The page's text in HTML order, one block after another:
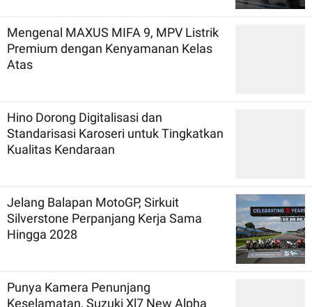
Mengenal MAXUS MIFA 9, MPV Listrik
Premium dengan Kenyamanan Kelas
Atas
Hino Dorong Digitalisasi dan
Standarisasi Karoseri untuk Tingkatkan
Kualitas Kendaraan
Jelang Balapan MotoGP, Sirkuit
Silverstone Perpanjang Kerja Sama
Hingga 2028
Punya Kamera Penunjang
Keselamatan, Suzuki Xl7 New Alpha